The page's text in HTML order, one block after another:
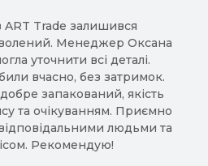
Trade залишився
Менеджер Оксана
уточнити всі деталі.
вчасно, без затримок.
запакований, якість
та очікуванням. Приємно
людьми та
Рекомендую!